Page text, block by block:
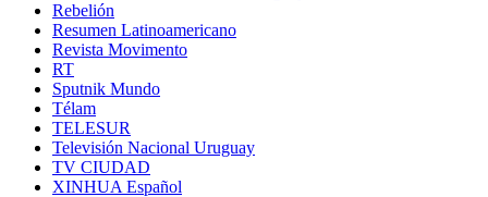
Rebelión
Resumen Latinoamericano
Revista Movimento
RT
Sputnik Mundo
Télam
TELESUR
Televisión Nacional Uruguay
TV CIUDAD
XINHUA Español